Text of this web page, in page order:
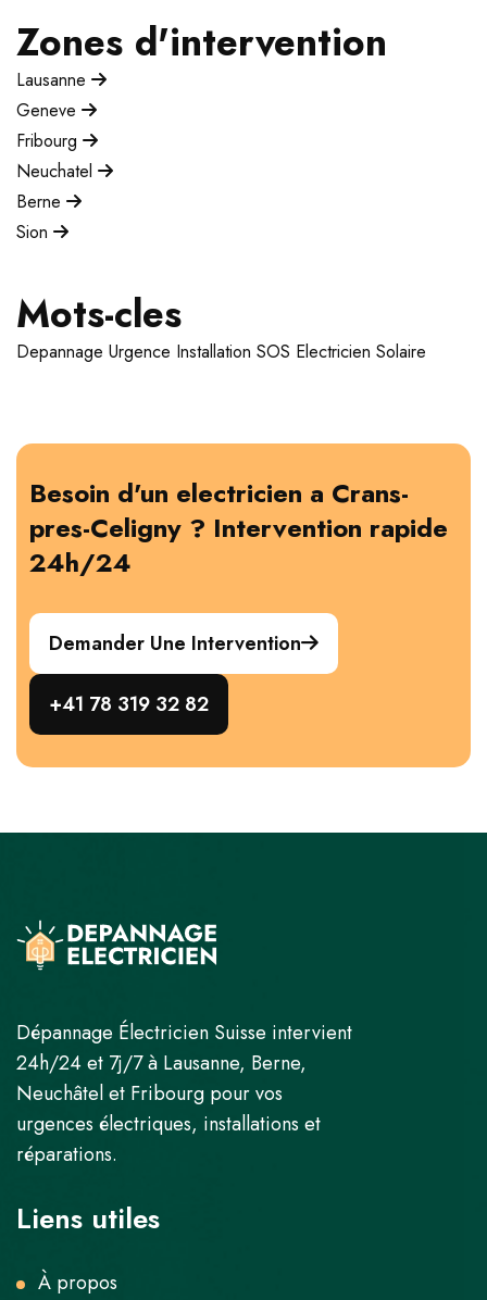
Zones d'intervention
Lausanne
Geneve
Fribourg
Neuchatel
Berne
Sion
Mots-cles
Depannage Urgence Installation SOS Electricien Solaire
Besoin d'un electricien a Crans-
pres-Celigny ? Intervention rapide
24h/24
Demander Une Intervention
+41 78 319 32 82
Dépannage Électricien Suisse intervient
24h/24 et 7j/7 à Lausanne, Berne,
Neuchâtel et Fribourg pour vos
urgences électriques, installations et
réparations.
Liens utiles
À propos